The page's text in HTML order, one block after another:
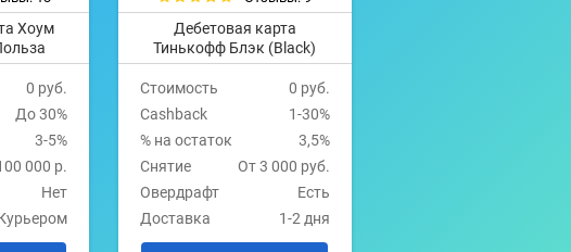
Хоум
0 руб.
До 30%
3-5%
000 р.
Нет
Дебетовая карта
Тинькофф Блэк (Black)
Стоимость
0 руб.
Cashback
1-30%
% на остаток
3,5%
Снятие
От 3 000 руб.
Овердрафт
Есть
Доставка
1-2 дня